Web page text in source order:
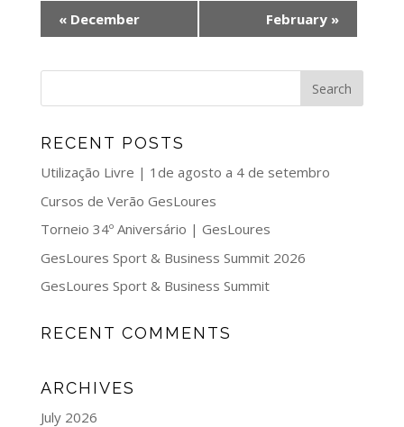
NAVEGAÇÃO
MÊS
«December February »
RECENT POSTS
Utilização Livre | 1de agosto a 4 de setembro
Cursos de Verão GesLoures
Torneio 34º Aniversário | GesLoures
GesLoures Sport & Business Summit 2026
GesLoures Sport & Business Summit
RECENT COMMENTS
ARCHIVES
July 2026